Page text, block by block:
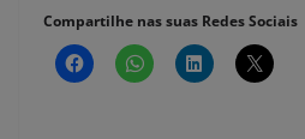
Compartilhe nas suas Redes Sociais